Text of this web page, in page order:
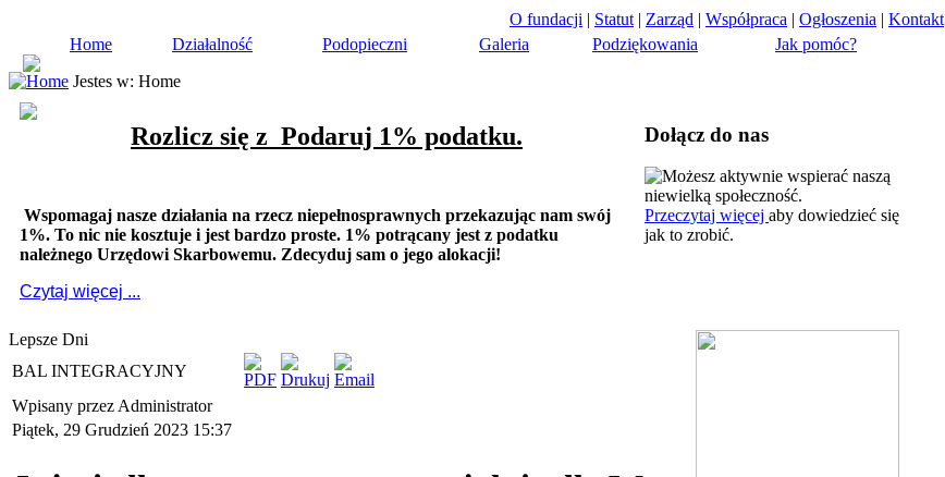
O fundacji | Statut | Zarząd | Współpraca | Ogłoszenia | Kontakt
Home
Działalność Podopieczni Galeria Podziękowania
Jak pomóc?
Jestes w: Home
Rozlicz się z Podaruj 1% podatku.
Wspomagaj nasze działania na rzecz niepełnosprawnych przekazując nam swój
1%. To nic nie kosztuje i jest bardzo proste. 1% potrącany jest z podatku
należnego Urzędowi Skarbowemu. Zdecyduj sam o jego alokacji!
Czytaj więcej ...
Dołącz do nas
Możesz aktywnie wspierać naszą
niewielką społeczność.
Przeczytaj więcej aby dowiedzieć się
jak to zrobić.
Lepsze Dni
BAL INTEGRACYJNY
Wpisany przez Administrator
Piątek, 29 Grudzień 2023 15:37